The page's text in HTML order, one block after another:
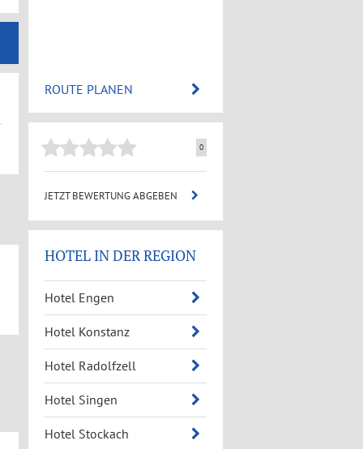
ROUTE PLANEN
0
JETZT BEWERTUNG ABGEBEN
HOTEL IN DER REGION
Hotel Engen
Hotel Konstanz
Hotel Radolfzell
Hotel Singen
Hotel Stockach